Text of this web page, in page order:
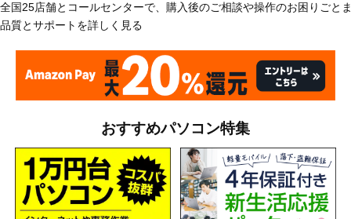
全国25店舗とコールセンターで、購入後のご相談や操作のお困りごと
品質とサポートを詳しく見る
おすすめパソコン特集